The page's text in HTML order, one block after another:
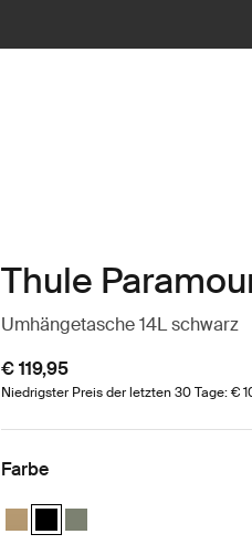
Thule
Umhängetasche 14L schwarz
€ 119,95
Niedrigster Preis der letzten 30 Tage: €
Farbe
Thule Paramount messenger 14L
Thule Paramount messenger
Thule Paramount